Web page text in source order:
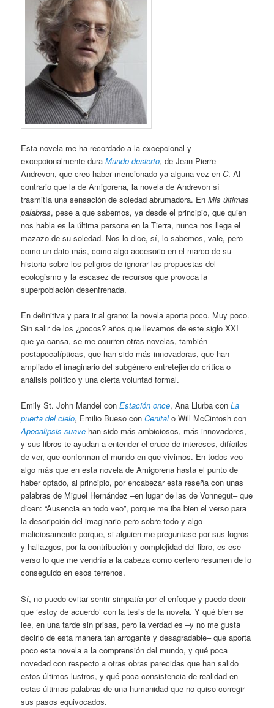
Esta novela me ha recordado a la excepcional y
excepcionalmente duraMundo desierto, de Jean-Pierre
Andrevon, que creo haber mencionado ya alguna vez enC. Al
contrario que la de Amigorena, la novela de Andrevon sí
trasmitía una sensación de soledad abrumadora. EnMis últimas
palabras, pese a que sabemos, ya desde el principio, que quien
nos habla es la última persona en la Tierra, nunca nos llega el
mazazo de su soledad. Nos lo dice, sí, lo sabemos, vale, pero
como un dato más, como algo accesorio en el marco de su
historia sobre los peligros de ignorar las propuestas del
ecologismo y la escasez de recursos que provoca la
superpoblación desenfrenada.
En definitiva y para ir al grano: la novela aporta poco. Muy poco.
Sin salir de los ¿pocos? años que llevamos de este siglo XXI
que ya cansa, se me ocurren otras novelas, también
postapocalípticas, que han sido más innovadoras, que han
ampliado el imaginario del subgénero entretejiendo crítica o
análisis político y una cierta voluntad formal.
Emily St. John Mandel conEstación once, Ana Llurba conLa
puerta del cielo, Emilio Bueso conCenitalo Will McCintosh con
Apocalipsis suave han sido más ambiciosos, más innovadores,
y sus libros te ayudan a entender el cruce de intereses, difíciles
de ver, que conforman el mundo en que vivimos. En todos veo
algo más que en esta novela de Amigorena hasta el punto de
haber optado, al principio, por encabezar esta reseña con unas
palabras de Miguel Hernández –en lugar de las de Vonnegut– que
dicen: “Ausencia en todo veo”, porque me iba bien el verso para
la descripción del imaginario pero sobre todo y algo
maliciosamente porque, si alguien me preguntase por sus logros
y hallazgos, por la contribución y complejidad del libro, es ese
verso lo que me vendría a la cabeza como certero resumen de lo
conseguido en esos terrenos.
Sí, no puedo evitar sentir simpatía por el enfoque y puedo decir
que ‘estoy de acuerdo’ con la tesis de la novela. Y qué bien se
lee, en una tarde sin prisas, pero la verdad es –y no me gusta
decirlo de esta manera tan arrogante y desagradable– que aporta
poco esta novela a la comprensión del mundo, y qué poca
novedad con respecto a otras obras parecidas que han salido
estos últimos lustros, y qué poca consistencia de realidad en
estas últimas palabras de una humanidad que no quiso corregir
sus pasos equivocados.